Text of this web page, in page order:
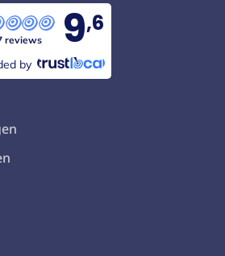
reviews 9,6
by